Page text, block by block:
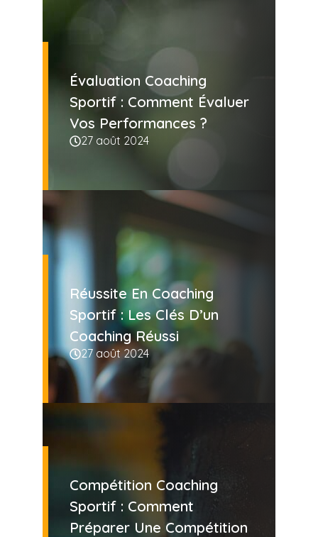
Évaluation Coaching
Sportif : Comment Évaluer
Vos Performances ?
27 août 2024
Réussite En Coaching
Sportif : Les Clés D’un
Coaching Réussi
27 août 2024
Compétition Coaching
Sportif : Comment
Préparer Une Compétition